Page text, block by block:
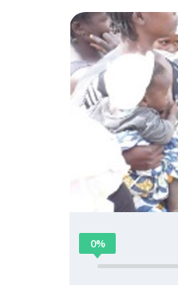
0%